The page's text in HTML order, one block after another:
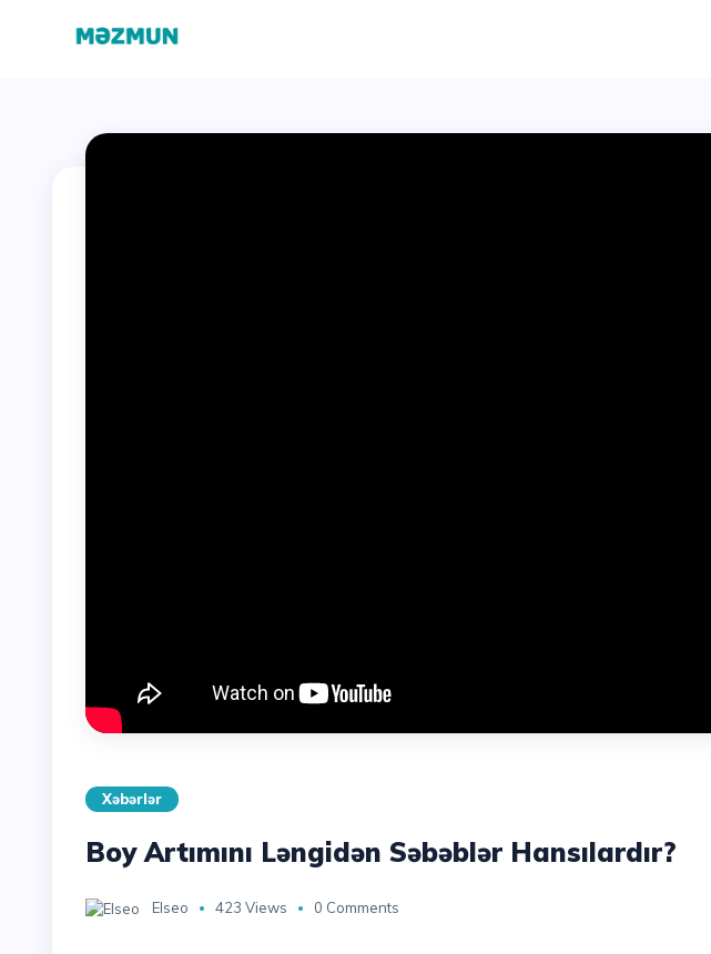
Xəbərlər
Boy Artımını Ləngidən Səbəblər Hansılardır?
Elseo 423 Views 0 Comments